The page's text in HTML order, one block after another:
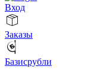
Вход
Заказы
Базисрубли